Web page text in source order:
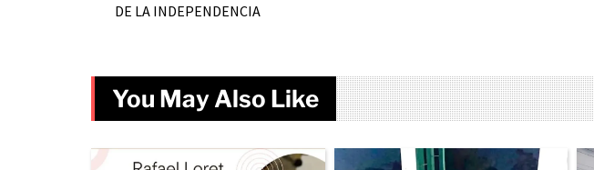
DE LA INDEPENDENCIA
You May Also Like